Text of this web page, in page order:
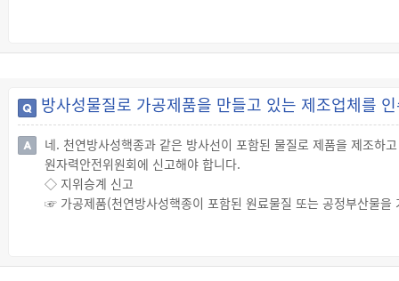
※ 가공제품의 사용형태 및 사용시간 등 모든 조건을 고려하여 평가
☞ 위의 안전기준에 적합하지 않은 가공제품을 제조하거나 수출입
방사성물질로 가공제품을 만들고 있는 제조업체를
네. 천연방사성핵종과 같은 방사선이 포함된 물질로 제품을 제조하
원자력안전위원회에 신고해야 합니다.
◇ 지위승계 신고
☞ 가공제품(천연방사성핵종이 포함된 원료물질 또는 공정부산물